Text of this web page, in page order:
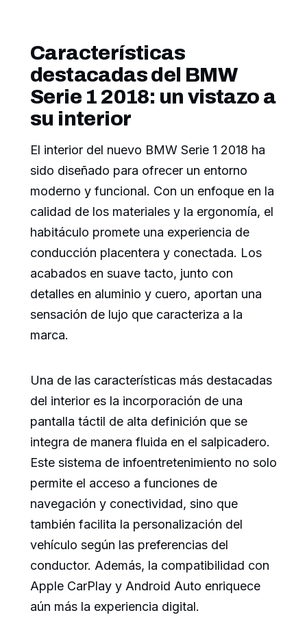
Características
destacadas del BMW
Serie 1 2018: un vistazo a
su interior
El interior del nuevo BMW Serie 1 2018 ha
sido diseñado para ofrecer un entorno
moderno y funcional. Con un enfoque en la
calidad de los materiales y la ergonomía, el
habitáculo promete una experiencia de
conducción placentera y conectada. Los
acabados en suave tacto, junto con
detalles en aluminio y cuero, aportan una
sensación de lujo que caracteriza a la
marca.
Una de las características más destacadas
del interior es la incorporación de una
pantalla táctil de alta definición que se
integra de manera fluida en el salpicadero.
Este sistema de infoentretenimiento no solo
permite el acceso a funciones de
navegación y conectividad, sino que
también facilita la personalización del
vehículo según las preferencias del
conductor. Además, la compatibilidad con
Apple CarPlay y Android Auto enriquece
aún más la experiencia digital.